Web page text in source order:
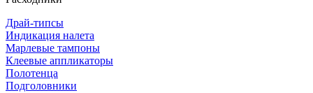
Драй-типсы
Индикация налета
Марлевые тампоны
Клеевые аппликаторы
Полотенца
Подголовники